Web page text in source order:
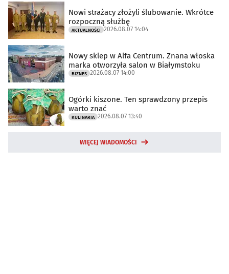
Nowi strażacy złożyli ślubowanie. Wkrótce
rozpoczną służbę
AKTUALNOŚCI 2026.08.07 14:04
Nowy sklep w Alfa Centrum. Znana włoska
marka otworzyła salon w Białymstoku
BIZNES 2026.08.07 14:00
Ogórki kiszone. Ten sprawdzony przepis
warto znać
KULINARIA 2026.08.07 13:40
WIĘCEJ WIADOMOŚCI